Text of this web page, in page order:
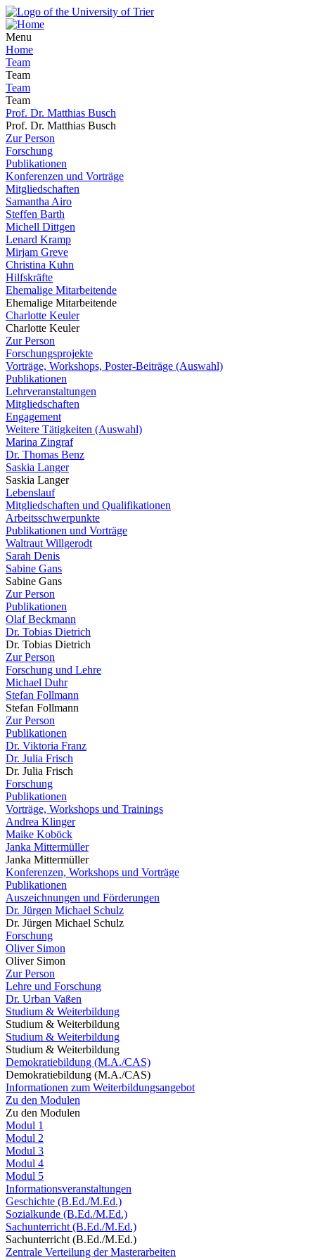
Menu
Home
Team
Team
Team
Team
Prof. Dr. Matthias Busch
Prof. Dr. Matthias Busch
Zur Person
Forschung
Publikationen
Konferenzen und Vorträge
Mitgliedschaften
Samantha Airo
Steffen Barth
Michell Dittgen
Lenard Kramp
Mirjam Greve
Christina Kuhn
Hilfskräfte
Ehemalige Mitarbeitende
Ehemalige Mitarbeitende
Charlotte Keuler
Charlotte Keuler
Zur Person
Forschungsprojekte
Vorträge, Workshops, Poster-Beiträge (Auswahl)
Publikationen
Lehrveranstaltungen
Mitgliedschaften
Engagement
Weitere Tätigkeiten (Auswahl)
Marina Zingraf
Dr. Thomas Benz
Saskia Langer
Saskia Langer
Lebenslauf
Mitgliedschaften und Qualifikationen
Arbeitsschwerpunkte
Publikationen und Vorträge
Waltraut Willgerodt
Sarah Denis
Sabine Gans
Sabine Gans
Zur Person
Publikationen
Olaf Beckmann
Dr. Tobias Dietrich
Dr. Tobias Dietrich
Zur Person
Forschung und Lehre
Michael Duhr
Stefan Follmann
Stefan Follmann
Zur Person
Publikationen
Dr. Viktoria Franz
Dr. Julia Frisch
Dr. Julia Frisch
Forschung
Publikationen
Vorträge, Workshops und Trainings
Andrea Klinger
Maike Koböck
Janka Mittermüller
Janka Mittermüller
Konferenzen, Workshops und Vorträge
Publikationen
Auszeichnungen und Förderungen
Dr. Jürgen Michael Schulz
Dr. Jürgen Michael Schulz
Forschung
Oliver Simon
Oliver Simon
Zur Person
Lehre und Forschung
Dr. Urban Vaßen
Studium & Weiterbildung
Studium & Weiterbildung
Studium & Weiterbildung
Studium & Weiterbildung
Demokratiebildung (M.A./CAS)
Demokratiebildung (M.A./CAS)
Informationen zum Weiterbildungsangebot
Zu den Modulen
Zu den Modulen
Modul 1
Modul 2
Modul 3
Modul 4
Modul 5
Informationsveranstaltungen
Geschichte (B.Ed./M.Ed.)
Sozialkunde (B.Ed./M.Ed.)
Sachunterricht (B.Ed./M.Ed.)
Sachunterricht (B.Ed./M.Ed.)
Zentrale Verteilung der Masterarbeiten